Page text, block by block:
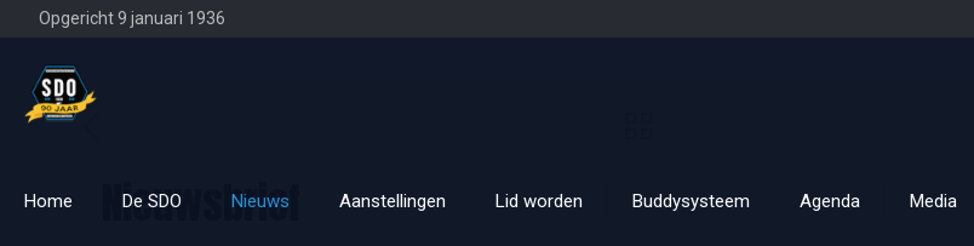
Opgericht 9 januari 1936
Home De SDO Nieuws Aanstellingen Lid worden Buddysysteem Agenda Media
Nieuwsbrief